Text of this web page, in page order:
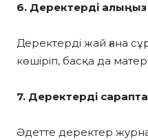
6. Деректерді алыңыз
Деректерді жай ғана
көшіріп, басқа да
7. Деректерді
Әдетте деректер